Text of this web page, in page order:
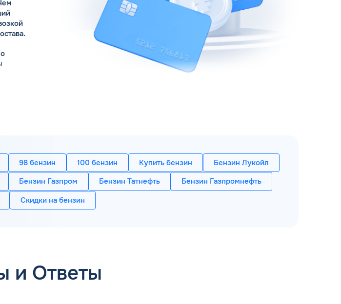
других значениях температуры, необходимо обратиться к таблицам
в Злынке Брянской области. Чем выше число (а значит, объем изооктана в
цилиндрах в процессе сгорания топлива. Стабильное и плавное сгорание
удельная теплота сгорания. Средний показатель для бензинов – 44
98 бензин 100 бензин Купить бензин Бензин Лукойл
Бензин Газпром Бензин Татнефть Бензин Газпромнефть
Скидки на бензин
и Ответы